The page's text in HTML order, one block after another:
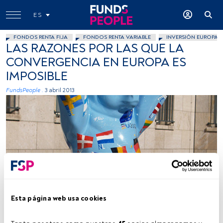
Esta página web usa cookies
ES
FONDOS RENTA FIJA FONDOS RENTA VARIABLE INVERSIÓN EUROPA
LAS RAZONES POR LAS QUE LA
CONVERGENCIA EN EUROPA ES
IMPOSIBLE
FundsPeople . 3 abril 2013
Tiempo lectura: